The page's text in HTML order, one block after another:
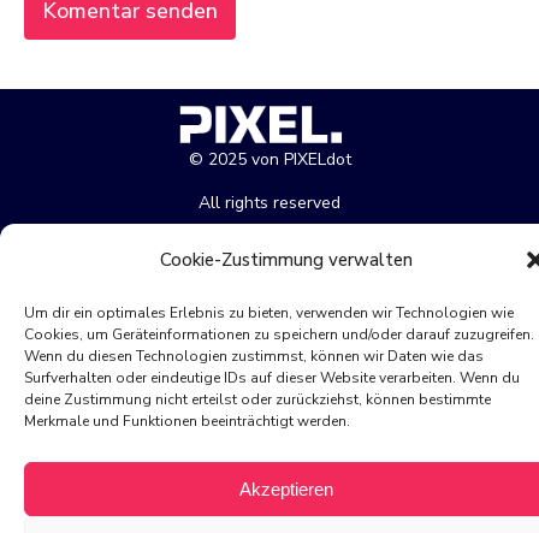
Cookie-Zustimmung verwalten
Um dir ein optimales Erlebnis zu bieten, verwenden wir Technologien wie
Cookies, um Geräteinformationen zu speichern und/oder darauf zuzugreifen.
Wenn du diesen Technologien zustimmst, können wir Daten wie das
Surfverhalten oder eindeutige IDs auf dieser Website verarbeiten. Wenn du
deine Zustimmung nicht erteilst oder zurückziehst, können bestimmte
Merkmale und Funktionen beeinträchtigt werden.
Akzeptieren
© 2025 von PIXELdot
All rights reserved